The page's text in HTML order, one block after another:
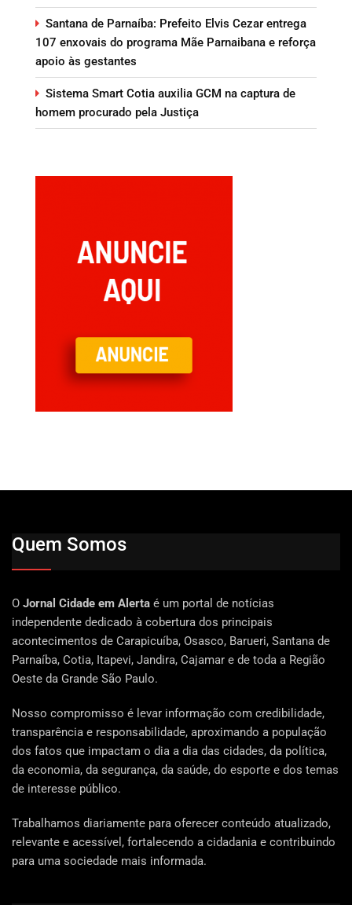
Santana de Parnaíba: Prefeito Elvis Cezar entrega
107 enxovais do programa Mãe Parnaibana e reforça
apoio às gestantes
Sistema Smart Cotia auxilia GCM na captura de
homem procurado pela Justiça
Quem Somos
O Jornal Cidade em Alerta é um portal de notícias
independente dedicado à cobertura dos principais
acontecimentos de Carapicuíba, Osasco, Barueri, Santana de
Parnaíba, Cotia, Itapevi, Jandira, Cajamar e de toda a Região
Oeste da Grande São Paulo.
Nosso compromisso é levar informação com credibilidade,
transparência e responsabilidade, aproximando a população
dos fatos que impactam o dia a dia das cidades, da política,
da economia, da segurança, da saúde, do esporte e dos temas
de interesse público.
Trabalhamos diariamente para oferecer conteúdo atualizado,
relevante e acessível, fortalecendo a cidadania e contribuindo
para uma sociedade mais informada.